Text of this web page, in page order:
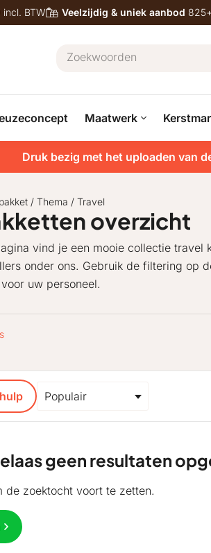
BTW Veelzijdig & uniek aanbod
Maatwerk
Druk bezig met het uploaden van
/ Thema / Travel
overzicht
vind je een mooie collectie travel
onder ons. Gebruik de filtering op
uw personeel.
geen resultaten
de zoektocht voort te zetten.